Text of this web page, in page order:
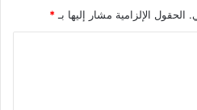
الحقول الإلزامية مشار إليها بـ *